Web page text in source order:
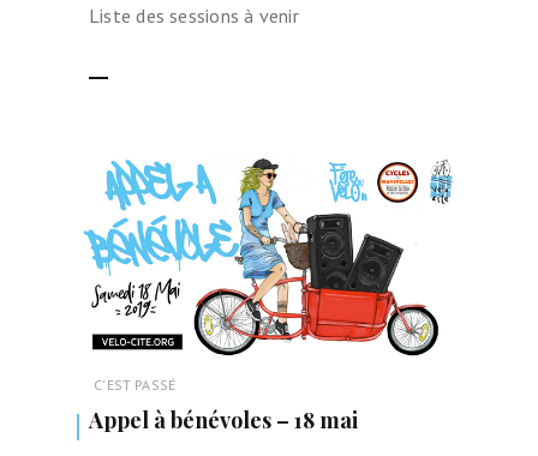
Liste des sessions à venir
C'EST PASSÉ
Appel à bénévoles – 18 mai